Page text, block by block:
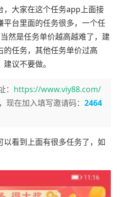
，大家在这个任务app上面接
台里面的任务很多，一个任
然是任务单价越高越难了，建
任务，其他任务单价过高
议不要做。
https://www.viy88.com/
，现在加入填写邀请码： 2464
看到上面有很多任务了，如